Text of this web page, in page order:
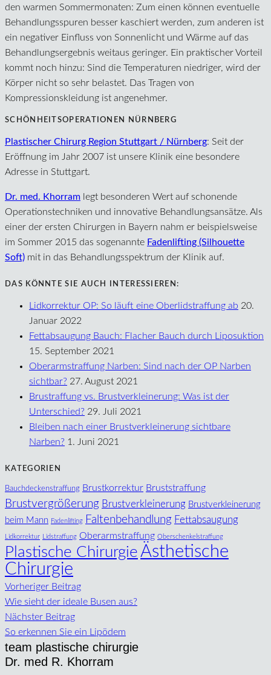
den warmen Sommermonaten: Zum einen können eventuelle
Behandlungsspuren besser kaschiert werden, zum anderen ist
ein negativer Einfluss von Sonnenlicht und Wärme auf das
Behandlungsergebnis weitaus geringer. Ein praktischer Vorteil
kommt noch hinzu: Sind die Temperaturen niedriger, wird der
Körper nicht so sehr belastet. Das Tragen von
Kompressionskleidung ist angenehmer.
SCHÖNHEITSOPERATIONEN NÜRNBERG
Plastischer Chirurg Region Stuttgart / Nürnberg: Seit der
Eröffnung im Jahr 2007 ist unsere Klinik eine besondere
Adresse in Stuttgart.
Dr. med. Khorram legt besonderen Wert auf schonende
Operationstechniken und innovative Behandlungsansätze. Als
einer der ersten Chirurgen in Bayern nahm er beispielsweise
im Sommer 2015 das sogenannte Fadenlifting (Silhouette
Soft) mit in das Behandlungsspektrum der Klinik auf.
DAS KÖNNTE SIE AUCH INTERESSIEREN:
Lidkorrektur OP: So läuft eine Oberlidstraffung ab 20.
Januar 2022
Fettabsaugung Bauch: Flacher Bauch durch Liposuktion
15. September 2021
Oberarmstraffung Narben: Sind nach der OP Narben
sichtbar? 27. August 2021
Brustraffung vs. Brustverkleinerung: Was ist der
Unterschied? 29. Juli 2021
Bleiben nach einer Brustverkleinerung sichtbare
Narben? 1. Juni 2021
KATEGORIEN
Bauchdeckenstraffung Brustkorrektur Bruststraffung
Brustvergrößerung Brustverkleinerung Brustverkleinerung
beim Mann Fadenlifting Faltenbehandlung Fettabsaugung
Lidkorrektur Lidstraffung Oberarmstraffung Oberschenkelstraffung
Plastische ChirurgieÄsthetische
Chirurgie
Vorheriger Beitrag
Wie sieht der ideale Busen aus?
Nächster Beitrag
So erkennen Sie ein Lipödem
team plastische chirurgie
Dr. med R. Khorram